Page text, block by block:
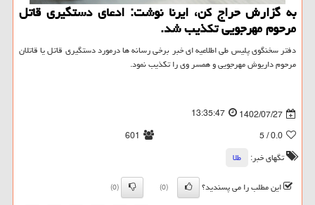
به گزارش حراج کن، ایرنا نوشت: ادعای دستگیری قاتل
مرحوم مهرجویی تکذیب شد.
دفتر سخنگوی پلیس طی اطلاعیه ای خبر برخی رسانه ها درمورد دستگیری قاتل یا قاتلان
مرحوم داریوش مهرجویی و همسر وی را تکذیب نمود.
1402/07/27
13:35:47
0.0
/ 5
601
تگهای خبر:
طلا
این مطلب را می پسندید؟
(0)
(0)